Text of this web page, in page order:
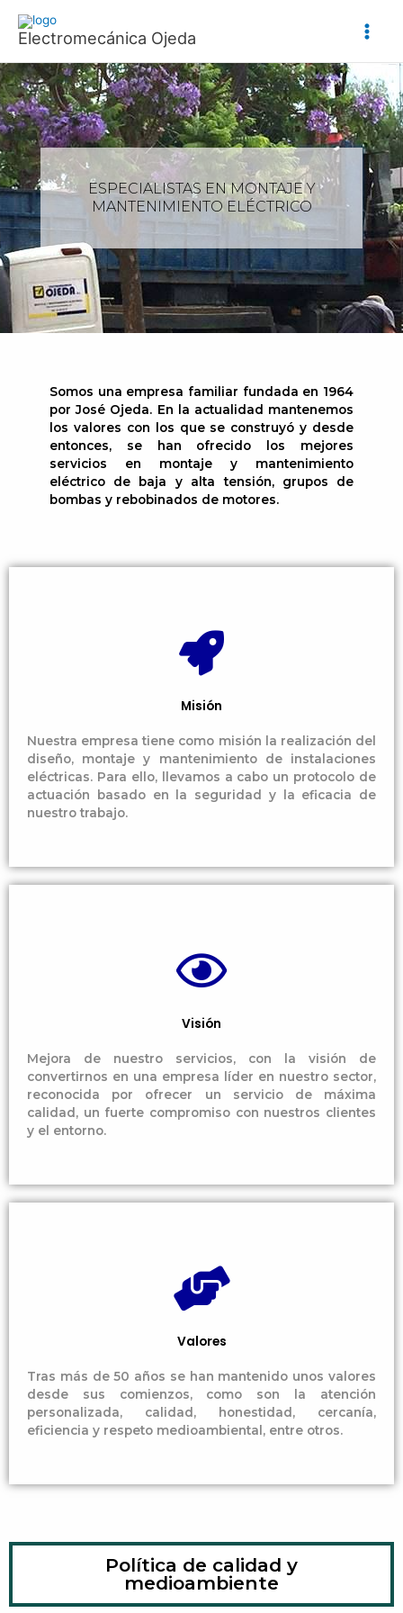
contenido
Electromecánica Ojeda
ESPECIALISTAS EN MONTAJE Y
MANTENIMIENTO ELÉCTRICO
Somos una empresa familiar fundada en 1964
por José Ojeda. En la actualidad mantenemos
los valores con los que se construyó y desde
entonces, se han ofrecido los mejores
servicios en montaje y mantenimiento
eléctrico de baja y alta tensión, grupos de
bombas y rebobinados de motores.
Misión
Nuestra empresa tiene como misión la realización del
diseño, montaje y mantenimiento de instalaciones
eléctricas. Para ello, llevamos a cabo un protocolo de
actuación basado en la seguridad y la eficacia de
nuestro trabajo.
Visión
Mejora de nuestro servicios, con la visión de
convertirnos en una empresa líder en nuestro sector,
reconocida por ofrecer un servicio de máxima
calidad, un fuerte compromiso con nuestros clientes
y el entorno.
Valores
Tras más de 50 años se han mantenido unos valores
desde sus comienzos, como son la atención
personalizada, calidad, honestidad, cercanía,
eficiencia y respeto medioambiental, entre otros.
Política de calidad y
medioambiente